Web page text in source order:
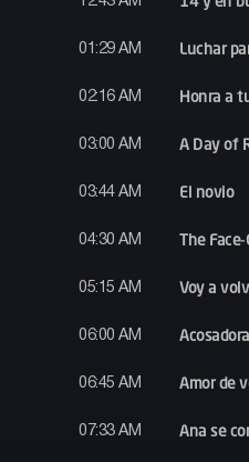
01:29 AM Luchar
02:16 AM Honra a
03:00 AM A Day of
03:44 AM El novio
04:30 AM The
05:15 AM Voy a
06:00 AM
06:45 AM Amor de
07:33 AM Ana se